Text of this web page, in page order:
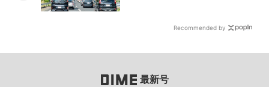
Recommended by
最新号